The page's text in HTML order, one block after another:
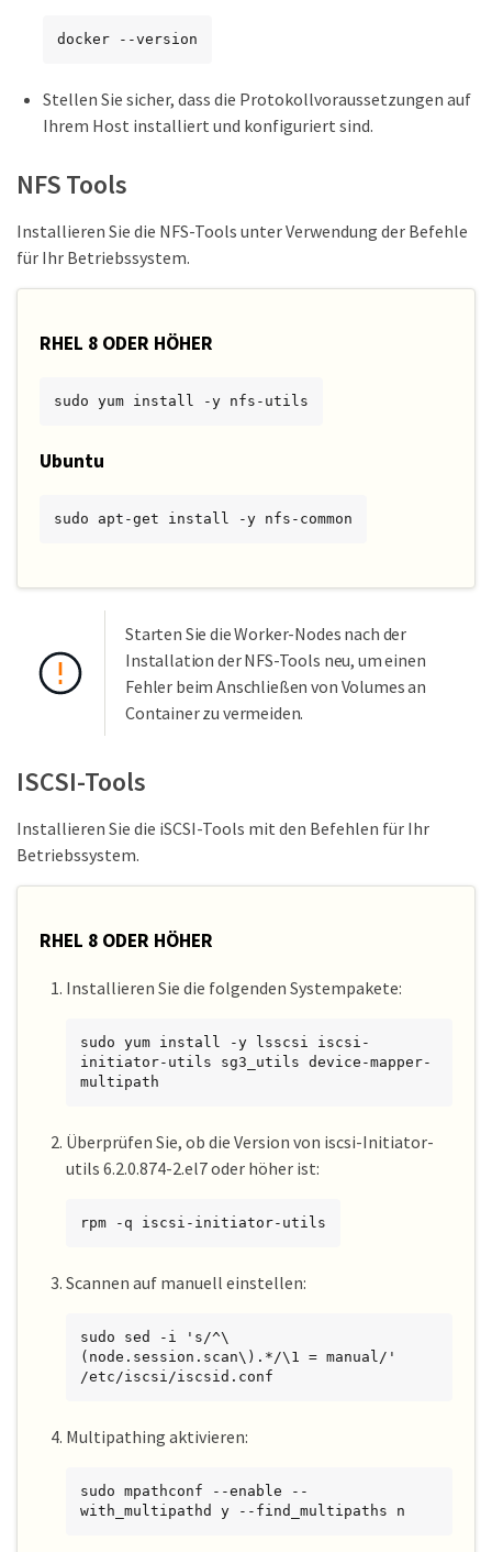
docker --version
Stellen Sie sicher, dass die Protokollvoraussetzungen auf
Ihrem Host installiert und konfiguriert sind.
NFS Tools
Installieren Sie die NFS-Tools unter Verwendung der Befehle
für Ihr Betriebssystem.
RHEL 8 ODER HÖHER
sudo yum install -y nfs-utils
Ubuntu
sudo apt-get install -y nfs-common
Starten Sie die Worker-Nodes nach der
Installation der NFS-Tools neu, um einen
Fehler beim Anschließen von Volumes an
Container zu vermeiden.
ISCSI-Tools
Installieren Sie die iSCSI-Tools mit den Befehlen für Ihr
Betriebssystem.
RHEL 8 ODER HÖHER
Installieren Sie die folgenden Systempakete:
sudo yum install -y lsscsi iscsi-
initiator-utils sg3_utils device-mapper-
multipath
Überprüfen Sie, ob die Version von iscsi-Initiator-
utils 6.2.0.874-2.el7 oder höher ist:
rpm -q iscsi-initiator-utils
Scannen auf manuell einstellen:
sudo sed -i 's/^\
(node.session.scan\).*/\1 = manual/'
/etc/iscsi/iscsid.conf
Multipathing aktivieren:
sudo mpathconf --enable --
with_multipathd y --find_multipaths n